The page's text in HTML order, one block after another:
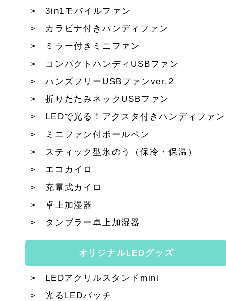
3in1モバイルファン
カラビナ付きハンディファン
ミラー付きミニファン
コンパクトハンディUSBファン
ハンズフリーUSBファンver.2
折りたたみネックUSBファン
LEDで光る！アクスタ付きハンディファン
ミニファン付ボールペン
スティック型氷のう（保冷・保温）
エコカイロ
充電式カイロ
卓上加湿器
タンブラー卓上加湿器
オリジナルLEDグッズ
LEDアクリルスタンドmini
光るLEDバッチ